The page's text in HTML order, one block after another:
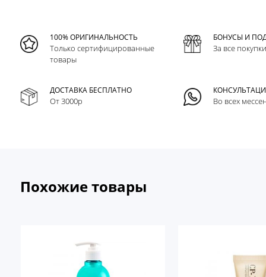
100% ОРИГИНАЛЬНОСТЬ
Только сертифицированные
товары
БОНУСЫ И
За все
ДОСТАВКА БЕСПЛАТНО
От 3000р Во всех
Похожие товары